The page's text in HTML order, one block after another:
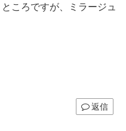
ころですが、ミラージュ
返信